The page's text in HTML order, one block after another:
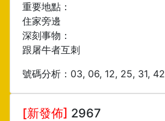
重要地點：
住家旁邊
深刻事物：
跟屠牛者互刺
號碼分析：03, 06, 12, 25, 31, 42
[新發佈] 2967